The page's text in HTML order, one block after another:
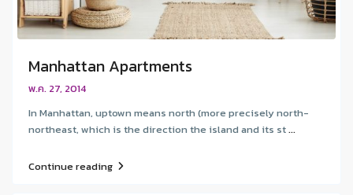
Manhattan Apartments
พ.ค. 27, 2014
In Manhattan, uptown means north (more precisely north-
northeast, which is the direction the island and its st...
Continue reading